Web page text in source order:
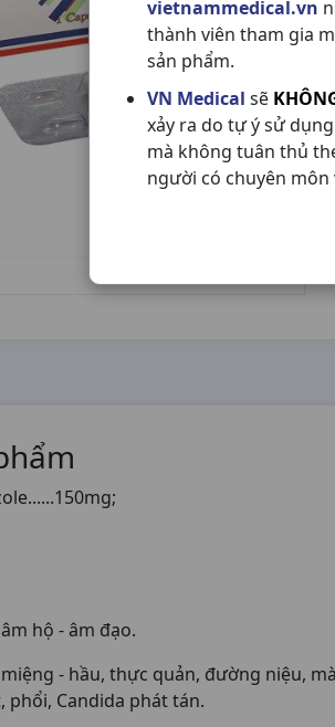
vietnammedical.vn
thành viên tham gia
sản phẩm.
VN Medical sẽ
xảy ra do tự ý sử
mà không tuân thủ
người có chuyên môn
hộ - âm đạo.
- hầu, thực quản, đường niệu,
phổi, Candida phát tán.